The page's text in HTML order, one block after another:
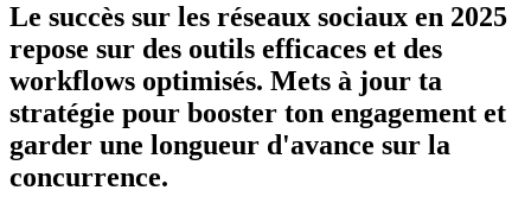
Le succès sur les réseaux sociaux en 2025
repose sur des outils efficaces et des
workflows optimisés. Mets à jour ta
stratégie pour booster ton engagement et
garder une longueur d'avance sur la
concurrence.